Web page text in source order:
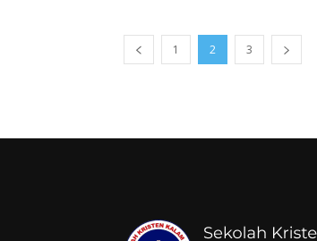
1 2 3